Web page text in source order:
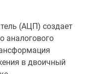
(АЦП) создает
аналогового
в двоичный